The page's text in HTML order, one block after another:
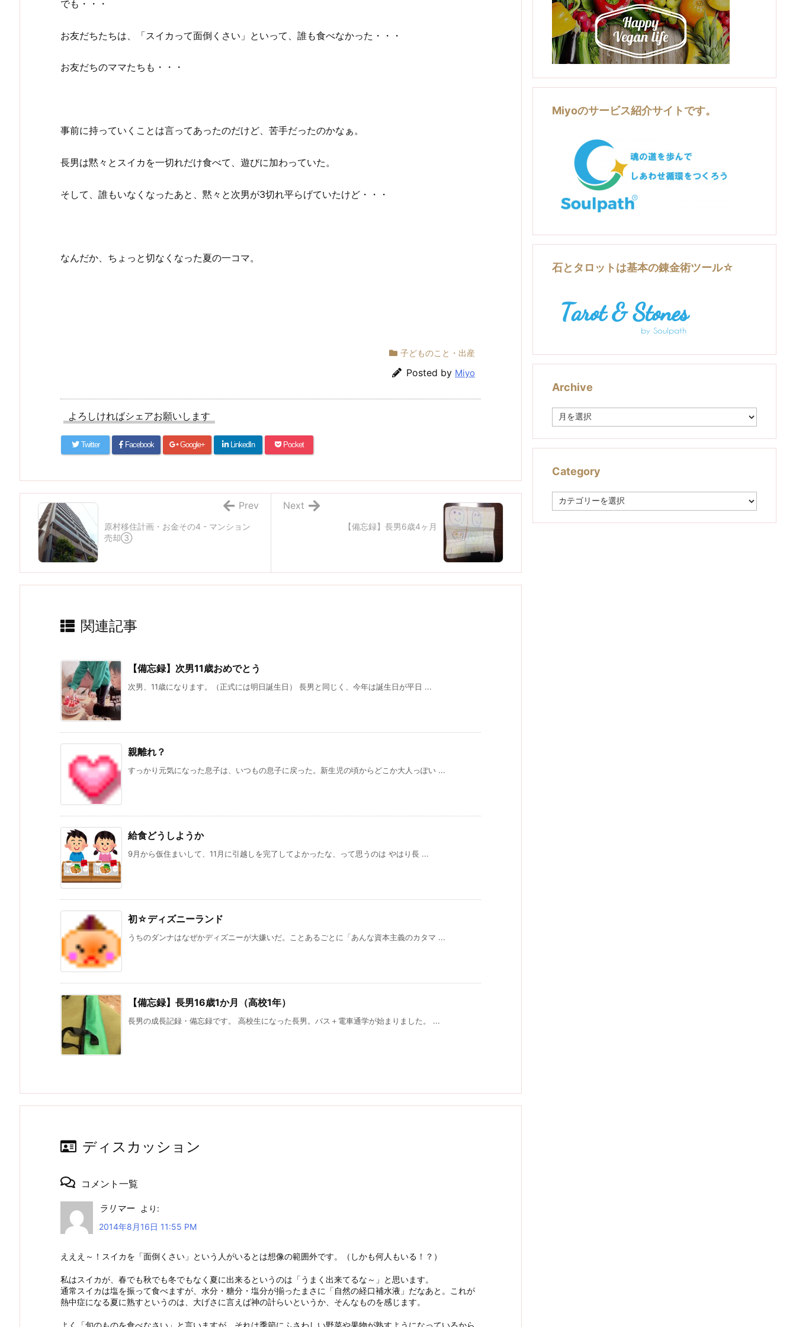
でも・・・
お友だちたちは、「スイカって面倒くさい」といって、誰も食べなかった・・・
お友だちのママたちも・・・
事前に持っていくことは言ってあったのだけど、苦手だったのかなぁ。
長男は黙々とスイカを一切れだけ食べて、遊びに加わっていた。
そして、誰もいなくなったあと、黙々と次男が3切れ平らげていたけど・・・
なんだか、ちょっと切なくなった夏の一コマ。
子どものこと・出産
Posted by Miyo
よろしければシェアお願いします
Twitter Facebook Google+ LinkedIn Pocket
【備忘録】長男6歳4ヶ月
Next
原村移住計画・お金その4 - マンション
売却③
Prev
関連記事
【備忘録】次男11歳おめでとう
次男、11歳になります。（正式には明日誕生日） 長男と同じく、今年は誕生日が平日 ...
親離れ？
すっかり元気になった息子は、いつもの息子に戻った。新生児の頃からどこか大人っぽい ...
給食どうしようか
9月から仮住まいして、11月に引越しを完了してよかったな、って思うのは やはり長 ...
初☆ディズニーランド
うちのダンナはなぜかディズニーが大嫌いだ。ことあるごとに「あんな資本主義のカタマ ...
【備忘録】長男16歳1か月（高校1年）
長男の成長記録・備忘録です。 高校生になった長男。バス＋電車通学が始まりました。 ...
ディスカッション
コメント一覧
ラリマー
より:
2014年8月16日 11:55 PM
えええ～！スイカを「面倒くさい」という人がいるとは想像の範囲外です。（しかも何人もいる！？）
私はスイカが、春でも秋でも冬でもなく夏に出来るというのは「うまく出来てるな～」と思います。
通常スイカは塩を振って食べますが、水分・糖分・塩分が揃ったまさに「自然の経口補水液」だなあと。これが
熱中症になる夏に熟すというのは、大げさに言えば神の計らいというか、そんなものを感じます。
よく「旬のものを食べなさい」と言いますが、それは季節にふさわしい野菜や果物が熟すようになっているから
Miyoのサービス紹介サイトです。
石とタロットは基本の錬金術ツール☆
Archive
h
e
Category
e